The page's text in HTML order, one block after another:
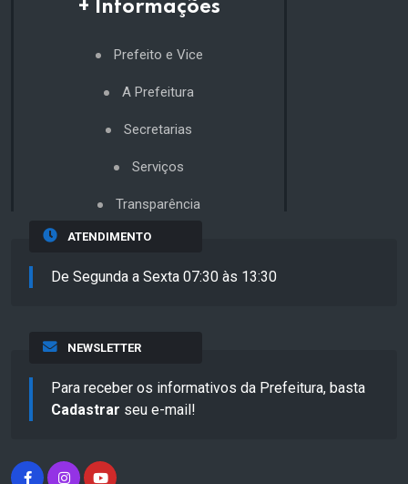
+ Informações
Prefeito e Vice
A Prefeitura
Secretarias
Serviços
Transparência
ATENDIMENTO
De Segunda a Sexta 07:30 às 13:30
NEWSLETTER
Para receber os informativos da Prefeitura, basta
Cadastrar seu e-mail!